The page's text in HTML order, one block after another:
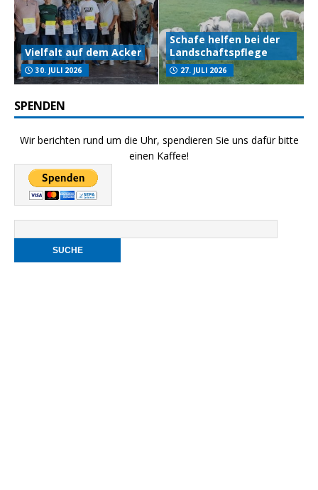
Vielfalt auf dem Acker
30. JULI 2026
Schafe helfen bei der
Landschaftspflege
27. JULI 2026
SPENDEN
Wir berichten rund um die Uhr, spendieren Sie uns dafür bitte
einen Kaffee!